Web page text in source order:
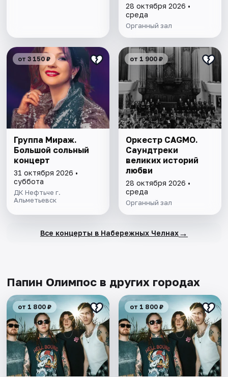
28 октября 2026 •
среда
Органный зал
от 3 150 ₽
Группа Мираж.
Большой сольный
концерт
31 октября 2026 •
суббота
ДК Нефтьче г.
Альметьевск
от 1 900 ₽
Оркестр CAGMO.
Саундтреки
великих историй
любви
28 октября 2026 •
среда
Органный зал
Все концерты в Набережных Челнах→
Папин Олимпос в других городах
от 1 800 ₽ от 1 800 ₽